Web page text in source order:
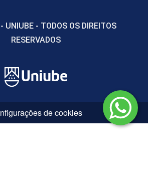
UNIUBE - TODOS OS DIREITOS
RESERVADOS
de cookies